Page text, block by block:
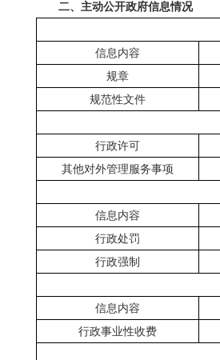
二、主动公开政府信息情况
信息内容
规章
规范性文件
行政许可
其他对外管理服务事项
信息内容
行政处罚
行政强制
信息内容
行政事业性收费